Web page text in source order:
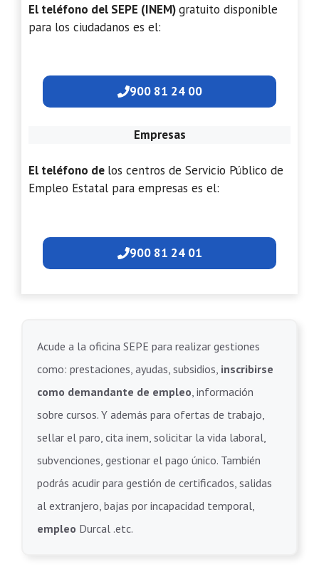
El teléfono del SEPE (INEM)gratuito disponible
para los ciudadanos es el:
900 81 24 00
Empresas
El teléfono de los centros de Servicio Público de
Empleo Estatal para empresas es el:
900 81 24 01
Acude a la oficina SEPE para realizar gestiones
como: prestaciones, ayudas, subsidios, inscribirse
como demandante de empleo, información
sobre cursos. Y además para ofertas de trabajo,
sellar el paro, cita inem, solicitar la vida laboral,
subvenciones, gestionar el pago único. También
podrás acudir para gestión de certificados, salidas
al extranjero, bajas por incapacidad temporal,
empleo Durcal .etc.